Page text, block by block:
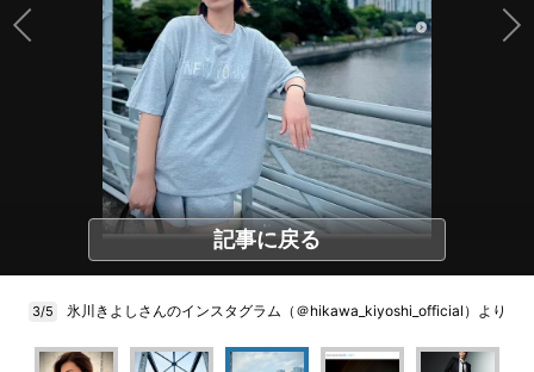
記事に戻る
3/5 氷川きよしさんのインスタグラム（＠hikawa_kiyoshi_official）より